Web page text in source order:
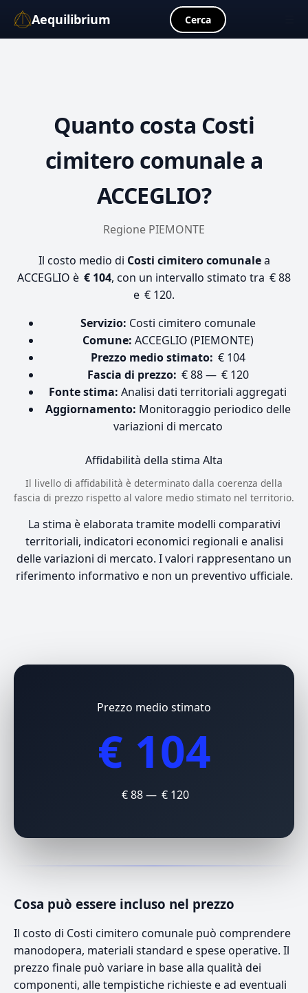
Aequilibrium Cerca
Quanto costa Costi
cimitero comunale a
ACCEGLIO?
Regione PIEMONTE
Il costo medio di Costi cimitero comunalea
ACCEGLIO è € 104, con un intervallo stimato tra € 88
e € 120.
Servizio: Costi cimitero comunale
Comune: ACCEGLIO (PIEMONTE)
Prezzo medio stimato: € 104
Fascia di prezzo: € 88 — € 120
Fonte stima: Analisi dati territoriali aggregati
Aggiornamento: Monitoraggio periodico delle
variazioni di mercato
Affidabilità della stima Alta
Il livello di affidabilità è determinato dalla coerenza della
fascia di prezzo rispetto al valore medio stimato nel territorio.
La stima è elaborata tramite modelli comparativi
territoriali, indicatori economici regionali e analisi
delle variazioni di mercato. I valori rappresentano un
riferimento informativo e non un preventivo ufficiale.
Prezzo medio stimato
€ 104
€ 88 — € 120
Cosa può essere incluso nel prezzo
Il costo di Costi cimitero comunale può comprendere
manodopera, materiali standard e spese operative. Il
prezzo finale può variare in base alla qualità dei
componenti, alle tempistiche richieste e ad eventuali